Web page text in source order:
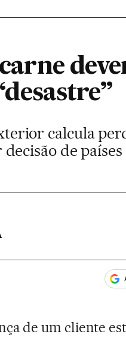
calcula
de
de um cliente